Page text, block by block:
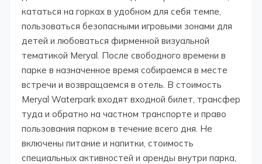
кататься на горках в удобном для себя темпе,
пользоваться безопасными игровыми зонами для
детей и любоваться фирменной визуальной
тематикой Meryal. После свободного времени в
парке в назначенное время собираемся в месте
встречи и возвращаемся в отель. В стоимость
Meryal Waterpark входят входной билет, трансфер
туда и обратно на частном транспорте и право
пользования парком в течение всего дня. Не
включены питание и напитки, стоимость
специальных активностей и аренды внутри парка,